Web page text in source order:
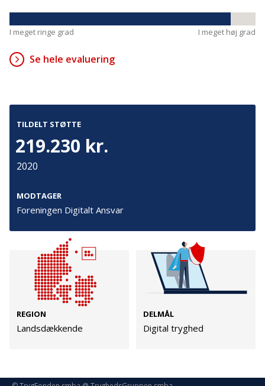
I meget ringe grad I meget høj grad
Se hele evaluering
TILDELT STØTTE
219.230 kr.
2020
MODTAGER
Foreningen Digitalt Ansvar
REGION
Landsdækkende
DELMÅL
Digital tryghed
Fakturering
Kontakt os
Cookies
Persondata
Vilkår
Følg os
TryghedsGruppen
Facebook LinkedIn
TrygFonden
Facebook LinkedIn